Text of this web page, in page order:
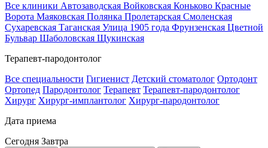
Все клиники Автозаводская Войковская Коньково Красные
Ворота Маяковская Полянка Пролетарская Смоленская
Сухаревская Таганская Улица 1905 года Фрунзенская Цветной
Бульвар Шаболовская Щукинская
Терапевт-пародонтолог
Все специальности Гигиенист Детский стоматолог Ортодонт
Ортопед Пародонтолог Терапевт Терапевт-пародонтолог
Хирург Хирург-имплантолог Хирург-пародонтолог
Дата приема
Сегодня Завтра